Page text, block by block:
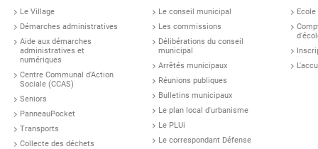
Le Village
Démarches administratives
Aide aux démarches
administratives et
numériques
Centre Communal d'Action
Sociale (CCAS)
Seniors
PanneauPocket
Transports
Collecte des déchets
Le conseil municipal
Les commissions
Délibérations du conseil
municipal
Arrêtés municipaux
Réunions publiques
Bulletins municipaux
Le plan local d'urbanisme
Le PLUi
Le correspondant Défense